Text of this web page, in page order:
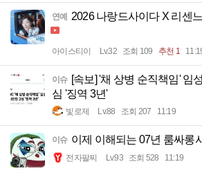
연예 2026 나랑드사이다 X 리센
아이스티이 Lv.32 조회 109 추천 1
이슈 [속보] '채 상병 순직책임' 임
심 '징역 3년'
빛로제 Lv.88 조회 207 11:19
이슈 이제 이해되는 07년 룸싸롱
전자팔찌 Lv.93 조회 528 11:19